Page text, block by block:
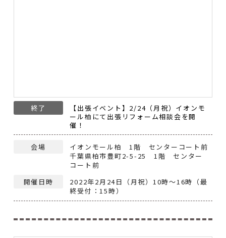
終了
【出張イベント】2/24（月祝）イオンモ
ール柏にて出張リフォーム相談会を開
催！
会場
イオンモール柏 1階 センターコート前
千葉県柏市豊町2-5-25 1階 センター
コート前
開催日時
2022年2月24日（月祝）10時～16時（最
終受付：15時）